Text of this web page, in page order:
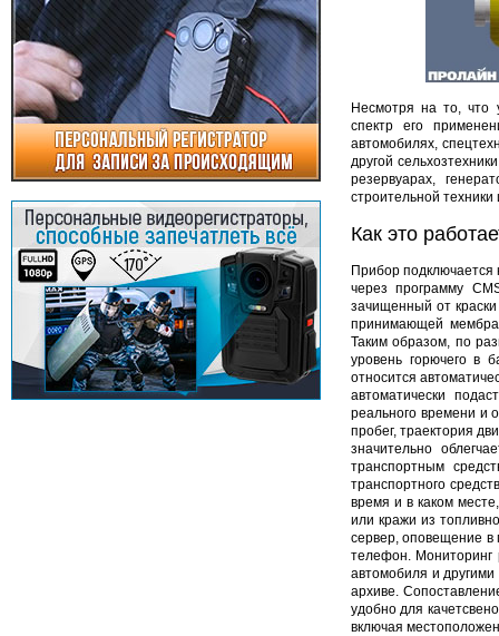
Несмотря на то, что
спектр его
автомобилях,
другой
резервуарах,
строительной
Как это
Прибор подключается
через программу
зачищенный от краски
принимающей
Таким образом, по
уровень горючего в
относится
автоматически
реального времени и
пробег, траектория
значительно
транспортным
транспортного
время и в каком
или кражи из
сервер, оповещение
телефон. Мониторинг
автомобиля и
архиве.
удобно для
включая